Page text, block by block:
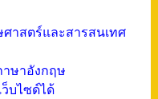
าสตร์และสารสนเทศ
ษาอังกฤษ
บไซด์ได้